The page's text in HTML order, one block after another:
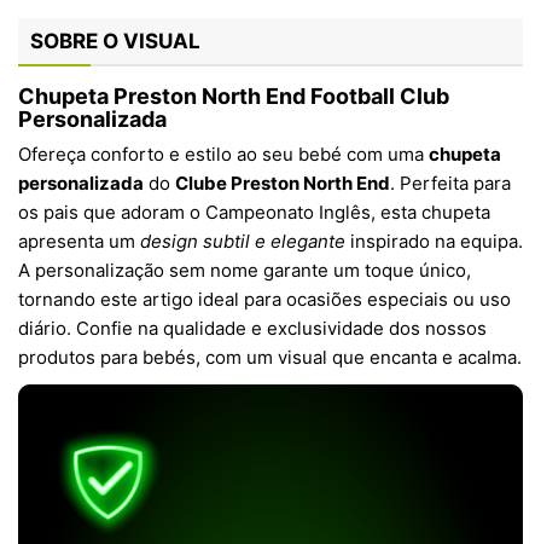
SOBRE O VISUAL
Chupeta Preston North End Football Club
Personalizada
Ofereça conforto e estilo ao seu bebé com uma chupeta
personalizada do Clube Preston North End. Perfeita para
os pais que adoram o Campeonato Inglês, esta chupeta
apresenta um design subtil e elegante inspirado na equipa.
A personalização sem nome garante um toque único,
tornando este artigo ideal para ocasiões especiais ou uso
diário. Confie na qualidade e exclusividade dos nossos
produtos para bebés, com um visual que encanta e acalma.